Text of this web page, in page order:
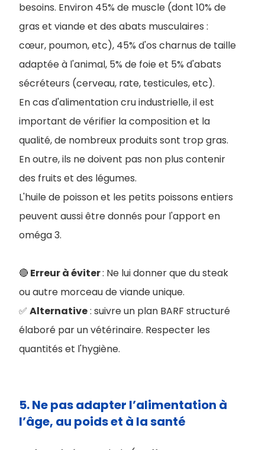
besoins. Environ 45% de muscle (dont 10% de
gras et viande et des abats musculaires :
cœur, poumon, etc), 45% d'os charnus de taille
adaptée à l'animal, 5% de foie et 5% d'abats
sécréteurs (cerveau, rate, testicules, etc).
En cas d'alimentation cru industrielle, il est
important de vérifier la composition et la
qualité, de nombreux produits sont trop gras.
En outre, ils ne doivent pas non plus contenir
des fruits et des légumes.
L'huile de poisson et les petits poissons entiers
peuvent aussi être donnés pour l'apport en
oméga 3.
🔴 Erreur à éviter: Ne lui donner que du steak
ou autre morceau de viande unique.
✅ Alternative: suivre un plan BARF structuré
élaboré par un vétérinaire. Respecter les
quantités et l'hygiène.
5. Ne pas adapter l’alimentation à
l’âge, au poids et à la santé